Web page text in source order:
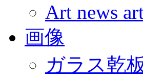
Art news
画像
ガラス乾